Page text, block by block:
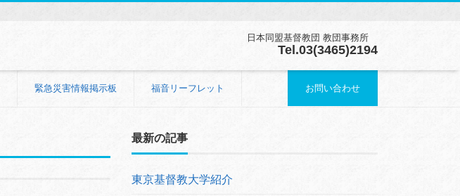
日本同盟基督教団 教団事務所
Tel.03(3465)2194
緊急災害情報掲示板 福音リーフレット お問い合わせ
最新の記事
東京基督教大学紹介